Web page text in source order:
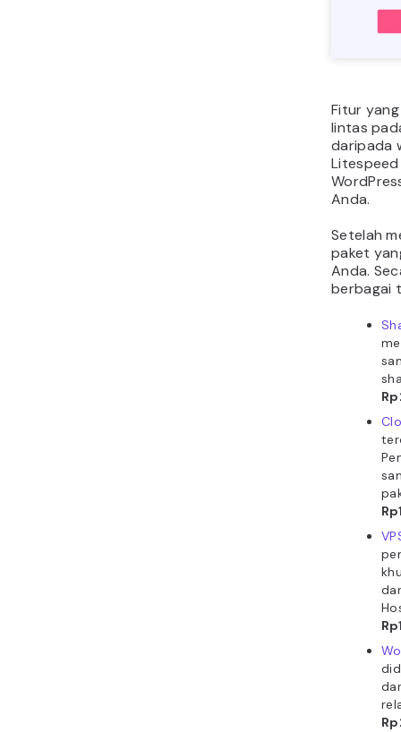
Fitur
lintas
daripada
Anda.
Setelah
paket
Anda.
berbagai